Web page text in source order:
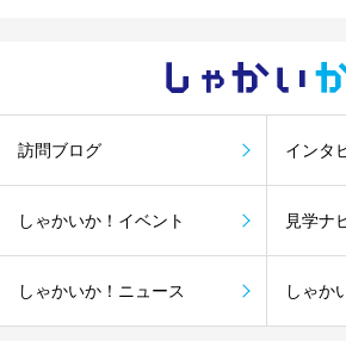
しゃかい
訪問ブログ インタ
しゃかいか！イベント 見学ナ
しゃかいか！ニュース しゃか